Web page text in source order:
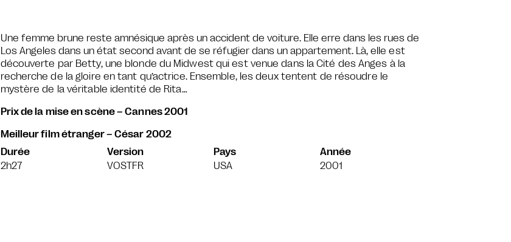
Une femme brune reste amnésique après un accident de voiture. Elle erre dans les rues de
Los Angeles dans un état second avant de se réfugier dans un appartement. Là, elle est
découverte par Betty, une blonde du Midwest qui est venue dans la Cité des Anges à la
recherche de la gloire en tant qu’actrice. Ensemble, les deux tentent de résoudre le
mystère de la véritable identité de Rita…
Prix de la mise en scène – Cannes 2001
Meilleur film étranger – César 2002
Durée
2h27
Version
VOSTFR
Pays
USA
Année
2001